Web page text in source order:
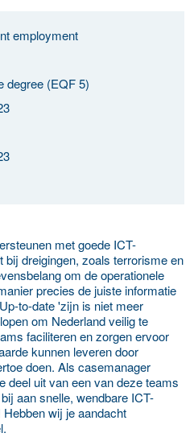
employment
degree (EQF 5)
met goede ICT-
dreigingen, zoals terrorisme en
om de operationele
precies de juiste informatie
to-date 'zijn is niet meer
om Nederland veilig te
faciliteren en zorgen ervoor
kunnen leveren door
doen. Als casemanager
deel uit van een van deze teams
aan snelle, wendbare ICT-
wij je aandacht